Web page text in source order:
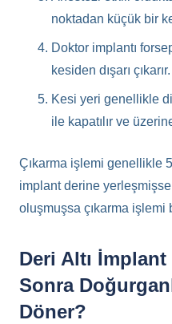
noktadan küçük bir
Doktor implantı
kesiden dışarı çıkarır.
Kesi yeri genellikle
ile kapatılır ve
Çıkarma işlemi genellikle
implant derine
oluşmuşsa çıkarma
Deri Altı İmplant
Sonra
Döner?